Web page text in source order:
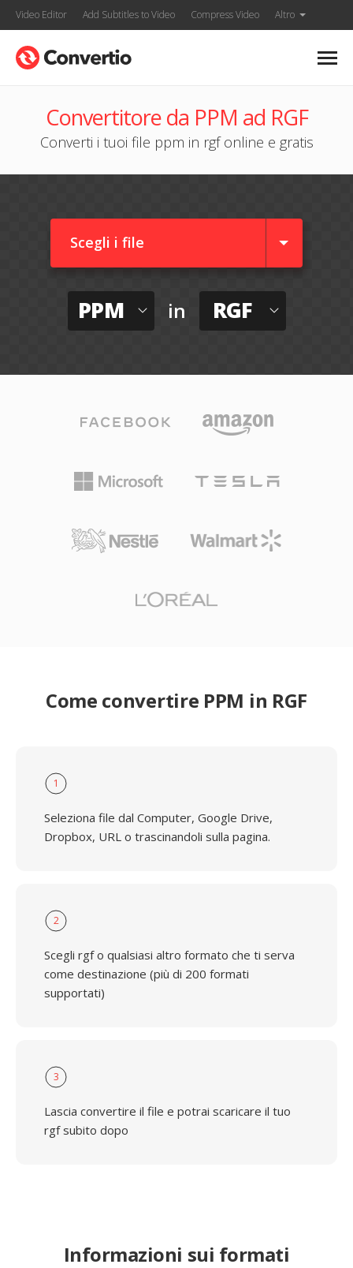
Video Editor Add Subtitles to Video Compress Video Altro
Convertitore da PPM ad RGF
Converti i tuoi file ppm in rgf online e gratis
Scegli i file
PPM in RGF
Come convertire PPM in RGF
1
Seleziona file dal Computer, Google Drive,
Dropbox, URL o trascinandoli sulla pagina.
2
Scegli rgf o qualsiasi altro formato che ti serva
come destinazione (più di 200 formati
supportati)
3
Lascia convertire il file e potrai scaricare il tuo
rgf subito dopo
Informazioni sui formati